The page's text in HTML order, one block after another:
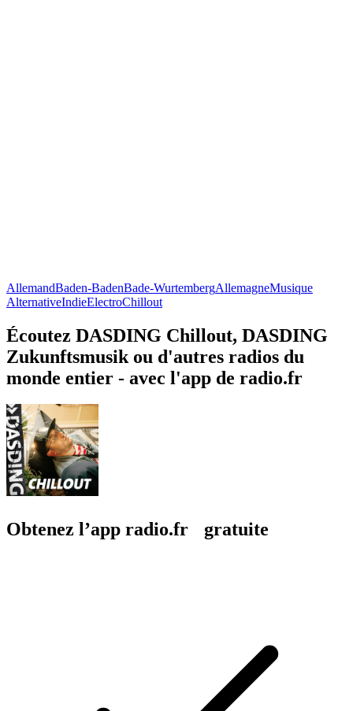
AllemandBaden-BadenBade-WurtembergAllemagneMusique
AlternativeIndieElectroChillout
Écoutez DASDING Chillout, DASDING
Zukunftsmusik ou d'autres radios du
monde entier - avec l'app de radio.fr
Obtenez l’app radio.fr gratuite